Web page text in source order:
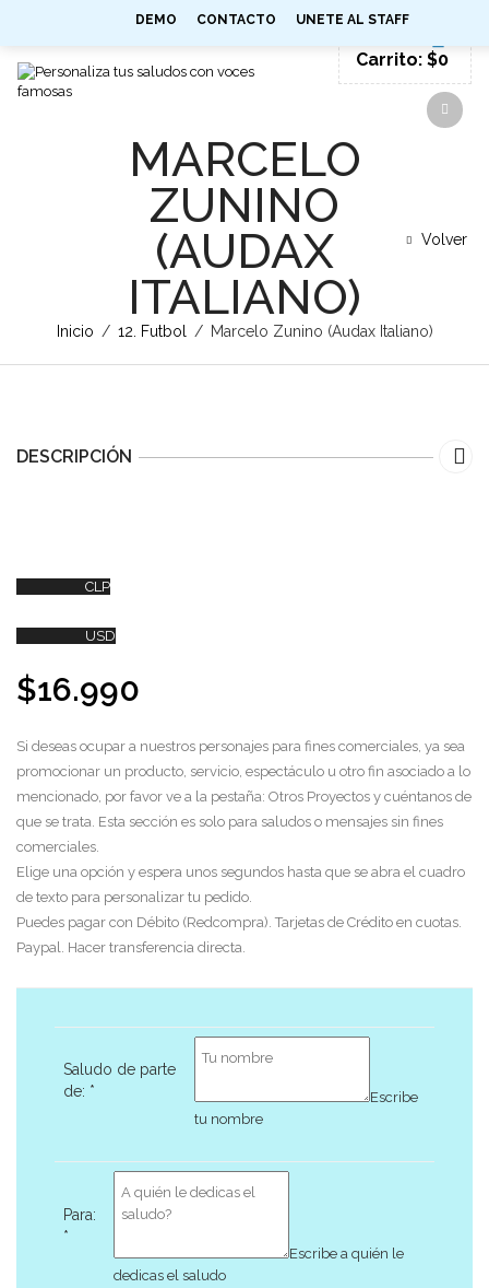
DEMO CONTACTO UNETE AL STAFFSIGN IN
Carrito: $0
MARCELO
ZUNINO
(AUDAX
ITALIANO)
Inicio / 12. Futbol / Marcelo Zunino (Audax Italiano)
Volver
DESCRIPCIÓN
CLP
USD
$16.990
Si deseas ocupar a nuestros personajes para fines comerciales, ya sea
promocionar un producto, servicio, espectáculo u otro fin asociado a lo
mencionado, por favor ve a la pestaña: Otros Proyectos y cuéntanos de
que se trata. Esta sección es solo para saludos o mensajes sin fines
comerciales.
Elige una opción y espera unos segundos hasta que se abra el cuadro
de texto para personalizar tu pedido.
Puedes pagar con Débito (Redcompra). Tarjetas de Crédito en cuotas.
Paypal. Hacer transferencia directa.
Saludo de parte
de: *
Escribe
tu nombre
Para:
*
Escribe a quién le
dedicas el saludo